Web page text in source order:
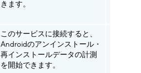
きます。
このサービスに接続すると、
Androidのアンインストール・
再インストールデータの計測
を開始できます。